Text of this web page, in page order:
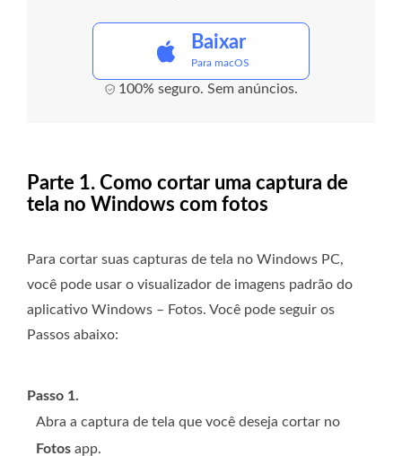
Baixar
Para macOS
100% seguro. Sem anúncios.
Parte 1. Como cortar uma captura de
tela no Windows com fotos
Para cortar suas capturas de tela no Windows PC,
você pode usar o visualizador de imagens padrão do
aplicativo Windows – Fotos. Você pode seguir os
Passos abaixo:
Passo 1.
Abra a captura de tela que você deseja cortar no
Fotos app.